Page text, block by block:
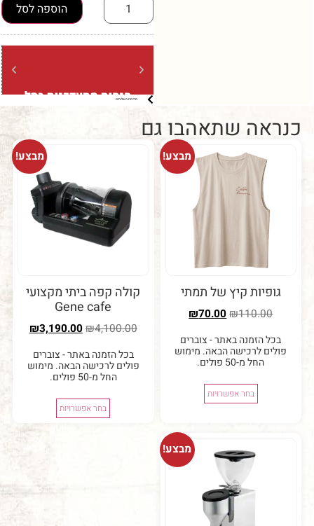
הוספה לסל
הנחות מתעדכנות בסל
ברכישה
שתאהבו גם
מבצע!
קיץ של תמתי
₪70.00
הזמנה באתר - צוברים
לרכישה הבאה. מימוש
בחר אפשרויות
קולה קפה ביתי מקצועי
Gene cafe
₪
₪3,190.00
בכל הזמנה באתר - צוברים
פולים לרכישה הבאה. מימוש
בחר אפשרויות
מבצע!